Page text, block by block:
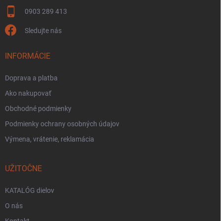
0903 289 413
Sledujte nás
INFORMÁCIE
Doprava a platba
Ako nakupovať
Obchodné podmienky
Podmienky ochrany osobných údajov
Výmena, vrátenie, reklamácia
UŽITOČNE
KATALÓG dielov
O nás